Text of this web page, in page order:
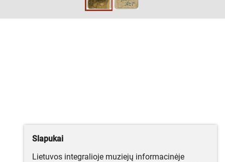
Slapukai
Lietuvos integralioje muziejų informacinėje